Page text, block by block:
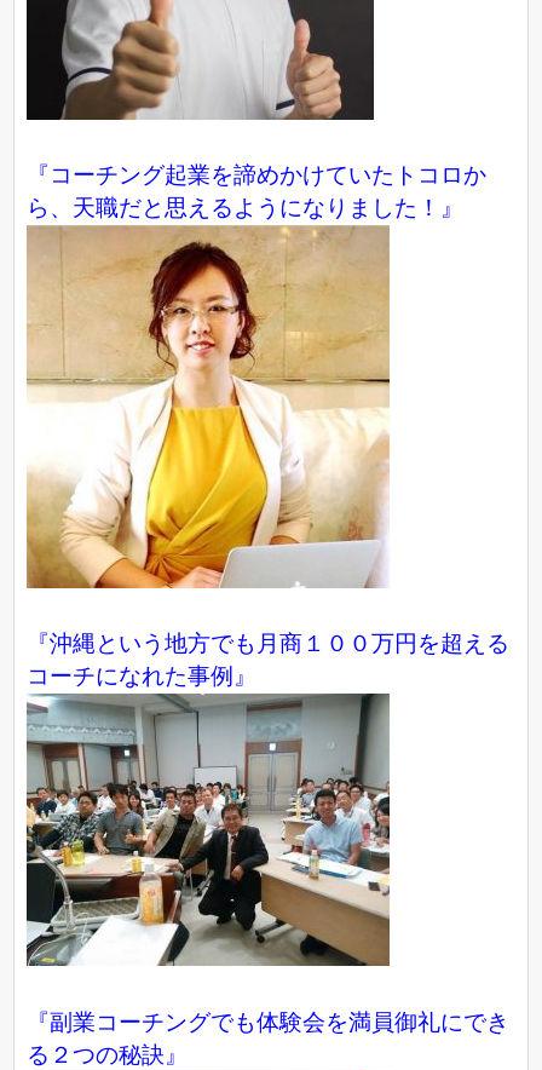
『コーチング起業を諦めかけていたトコロか
ら、天職だと思えるようになりました！』
『沖縄という地方でも月商１００万円を超える
コーチになれた事例』
『副業コーチングでも体験会を満員御礼にでき
る２つの秘訣』